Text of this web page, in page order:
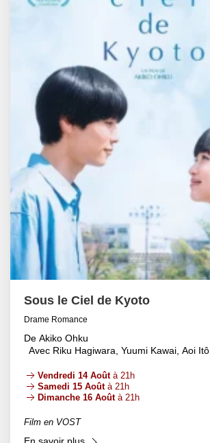
Sous le Ciel de Kyoto
Drame Romance
De Akiko Ohku
Avec Riku Hagiwara, Yuumi Kawai, Aoi Itô
Vendredi 14 Aoûtà 21h
Samedi 15 Aoûtà 21h
Dimanche 16 Aoûtà 21h
Film en VOST